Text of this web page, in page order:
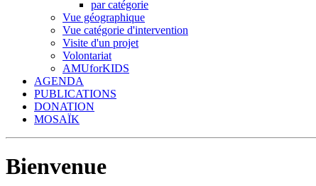
par catégorie
Vue géographique
Vue catégorie d'intervention
Visite d'un projet
Volontariat
AMUforKIDS
AGENDA
PUBLICATIONS
DONATION
MOSAÏK
Bienvenue